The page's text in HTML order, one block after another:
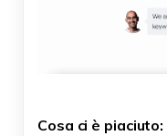
Cosa ci è piaciuto: